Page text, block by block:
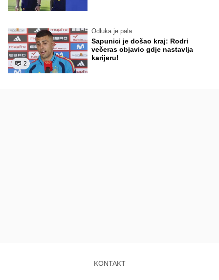
2
Odluka je pala
Sapunici je došao kraj: Rodri
večeras objavio gdje nastavlja
karijeru!
KONTAKT